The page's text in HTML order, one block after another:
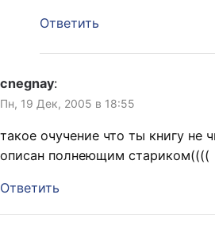
Ответить
cnegnay:
Пн, 19 Дек, 2005 в 18:55
такое очучение что ты книгу не
описан полнеющим стариком((((
Ответить